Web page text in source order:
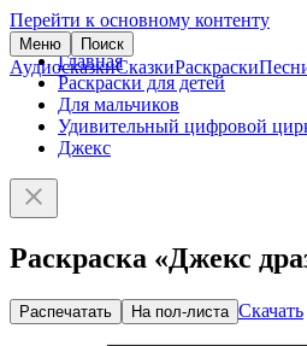
Перейти к основному контенту
Меню Поиск
АудиосказкиСказкиРаскраски
Главная
Раскраски для детей
Для мальчиков
Удивительный цифровой
Джекс
Раскраска «Джекс
Распечатать На пол-листа Скачать